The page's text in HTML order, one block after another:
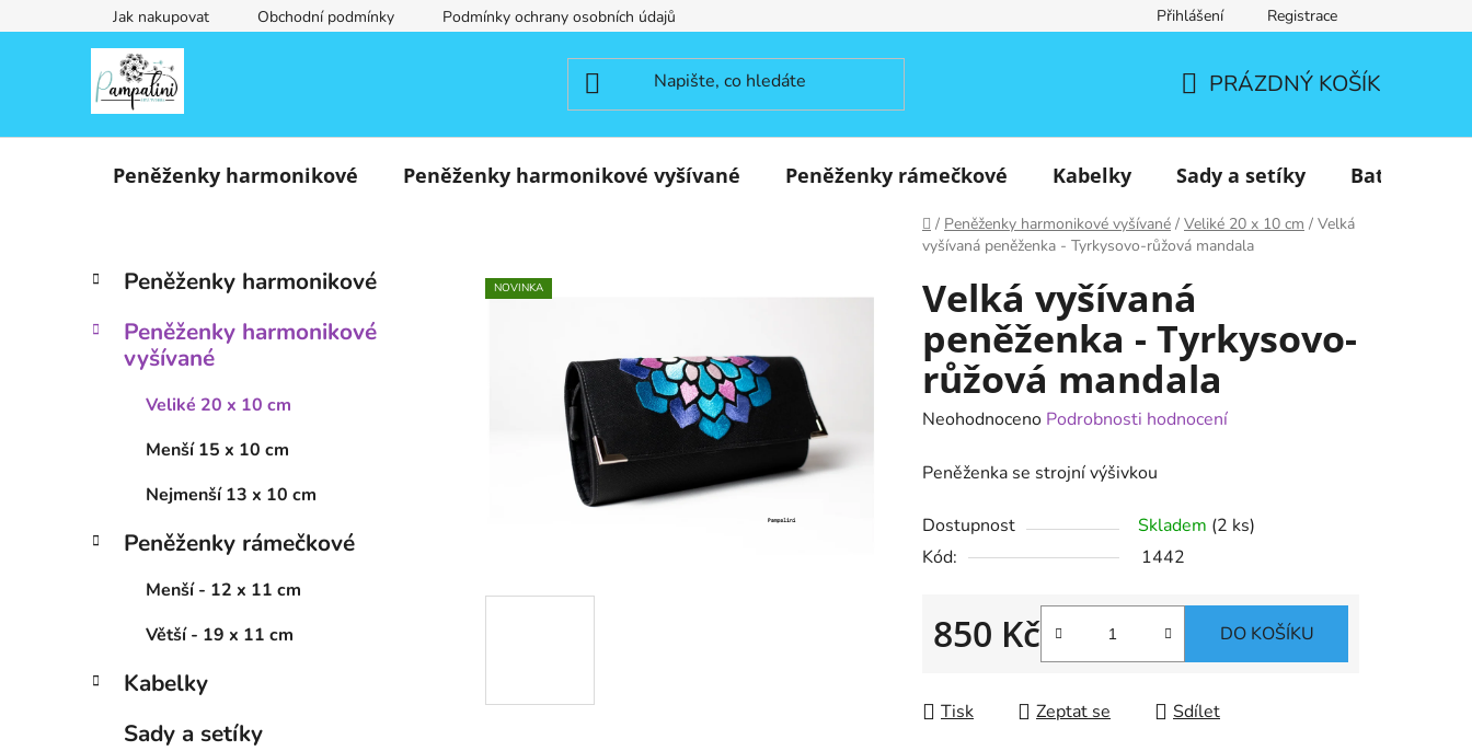
na
Jak nakupovat Obchodní podmínky Podmínky ochrany osobních údajů Přihlášení Registrace
KOŠÍK
PRÁZDNÝ KOŠÍK
Peněženky harmonikové Peněženky harmonikové vyšívané Peněženky rámečkové Kabelky Sady a setíky Batohy
Domů
/ Peněženky harmonikové vyšívané / Veliké 20 x 10 cm / Velká
vyšívaná peněženka - Tyrkysovo-růžová mandala
P
s
a
Přeskočit
kategorie
K
a
e
Peněženky harmonikové
Peněženky harmonikové
vyšívané
Veliké 20 x 10 cm
Menší 15 x 10 cm
Nejmenší 13 x 10 cm
Peněženky rámečkové
Menší - 12 x 11 cm
Větší - 19 x 11 cm
Kabelky
Sady a setíky
Velká vyšívaná
peněženka - Tyrkysovo-
růžová mandala
Průměrné
produktu
0,0
z
hvězdiček.
Neohodnoceno Podrobnosti hodnocení
Peněženka se strojní výšivkou
Dostupnost Skladem (2 ks)
Kód:
1442
850 Kč DO KOŠÍKU
Tisk Zeptat se Sdílet
NOVINKA